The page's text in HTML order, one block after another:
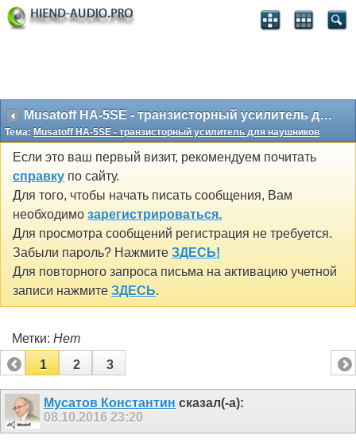
Musatoff HA-5SE - транзисторный усилитель для наушников
Тема: Musatoff HA-5SE - транзисторный усилитель для наушников
Если это ваш первый визит, рекомендуем почитать
справку по сайту.
Для того, чтобы начать писать сообщения, Вам
необходимо зарегистрироваться.
Для просмотра сообщений регистрация не требуется.
Забыли пароль? Нажмите ЗДЕСЬ!
Для повторного запроса письма на активацию учетной
записи нажмите ЗДЕСЬ.
Метки: Нет
1
2 3
Мусатов Константин сказал(-а):
08.10.2016 23:20